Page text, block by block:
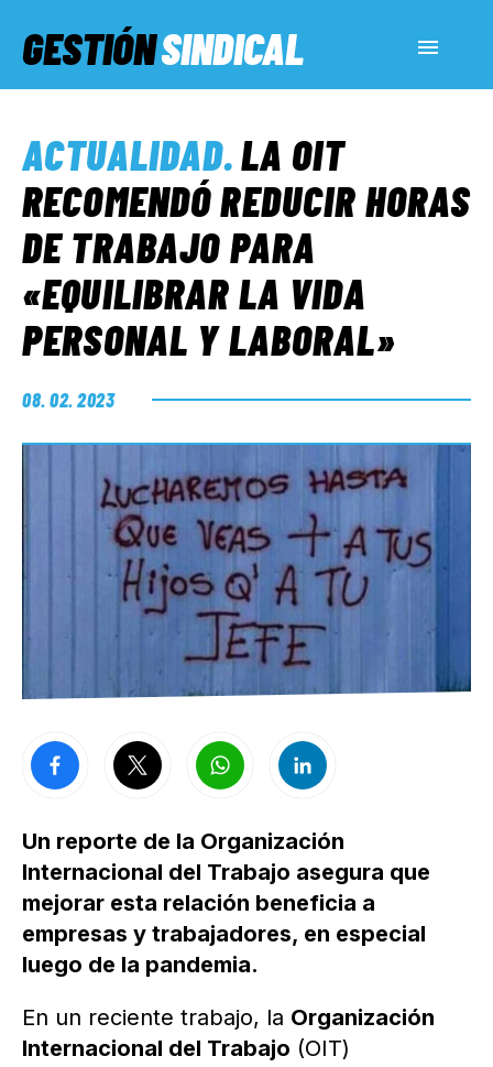
GESTIÓNSINDICAL
SERVICIOS SOCIALES
INFORMES ESPECIALES
FUERA DE MEGÁFONO
EL LADO «G»
ACTUALIDAD.LA OIT
RECOMENDÓ REDUCIR HORAS
DE TRABAJO PARA
«EQUILIBRAR LA VIDA
PERSONAL Y LABORAL»
08. 02. 2023
Un reporte de la Organización
Internacional del Trabajo asegura que
mejorar esta relación beneficia a
empresas y trabajadores, en especial
luego de la pandemia.
En un reciente trabajo, la Organización
Internacional del Trabajo (OIT)